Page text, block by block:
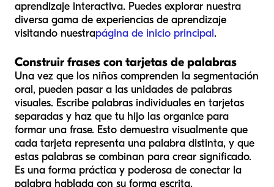
aprendizaje interactiva. Puedes explorar nuestra
diversa gama de experiencias de aprendizaje
visitando nuestrapágina de inicio principal.
Construir frases con tarjetas de palabras
Una vez que los niños comprenden la segmentación
oral, pueden pasar a las unidades de palabras
visuales. Escribe palabras individuales en tarjetas
separadas y haz que tu hijo las organice para
formar una frase. Esto demuestra visualmente que
cada tarjeta representa una palabra distinta, y que
estas palabras se combinan para crear significado.
Es una forma práctica y poderosa de conectar la
palabra hablada con su forma escrita.